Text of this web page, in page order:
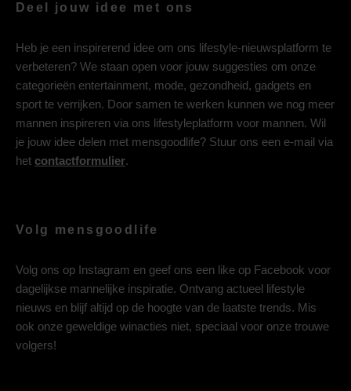
Deel jouw idee met ons
Heb je een inspirerend idee om ons lifestyle-nieuwsplatform te
verbeteren? We staan open voor jouw suggesties om onze
categorieën entertainment, mode, gezondheid, gadgets en
sport te verrijken. Door samen te werken kunnen we nog meer
mannen inspireren via ons lifestyleplatform voor mannen. Wil
je jouw idee delen met mensgoodlife? Stuur ons een e-mail via
het contactformulier.
Volg mensgoodlife
Volg ons op Instagram en geef ons een like op Facebook voor
dagelijkse mannelijke inspiratie. Ontvang actueel lifestyle
nieuws en blijf altijd op de hoogte van de laatste trends. Mis
ook onze geweldige winacties niet, speciaal voor onze trouwe
volgers!